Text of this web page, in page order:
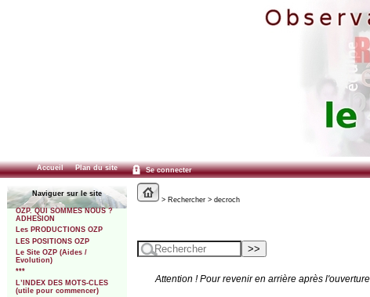
Accueil Plan du site Se connecter
Naviguer sur le site
OZP. QUI SOMMES NOUS ?
ADHESION
Les PRODUCTIONS OZP
LES POSITIONS OZP
Le Site OZP (Aides /
Evolution)
***
L’INDEX DES MOTS-CLES
(utile pour commencer)
> Rechercher > decroch
Attention ! Pour revenir en arrière après